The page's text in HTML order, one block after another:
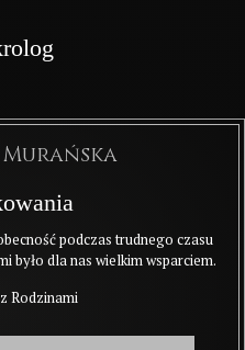
Murańska
podczas trudnego czasu
było dla nas wielkim wsparciem.
Rodzinami